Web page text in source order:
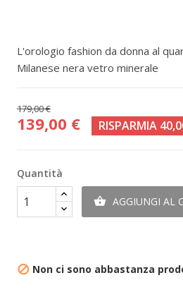
L'orologio fashion da donna al
Milanese nera vetro minerale
179,00 €
139,00 € RISPARMIA
Quantità
 AGGIUNGI AL
 Non ci sono abbastanza